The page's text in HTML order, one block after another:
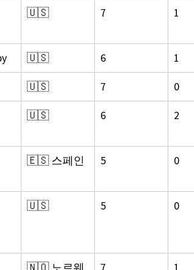
🇺🇸 7 1
🇺🇸 6 1
🇺🇸 7 0
🇺🇸 6 2
🇪🇸 스페인 5 0
🇺🇸 5 0